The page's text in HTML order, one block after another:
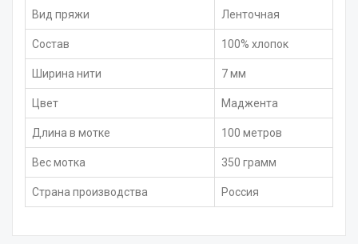
Вид пряжи Ленточная
Состав 100% хлопок
Ширина нити 7 мм
Цвет Маджента
Длина в мотке 100 метров
Вес мотка 350 грамм
Страна производства Россия